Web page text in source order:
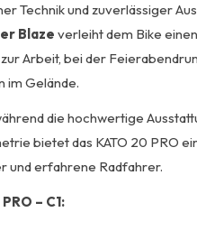
Technik und zuverlässiger
Blaze verleiht dem Bike
Arbeit, bei der
im Gelände.
die hochwertige
bietet das KATO 20 PRO
und erfahrene Radfahrer.
– C1: